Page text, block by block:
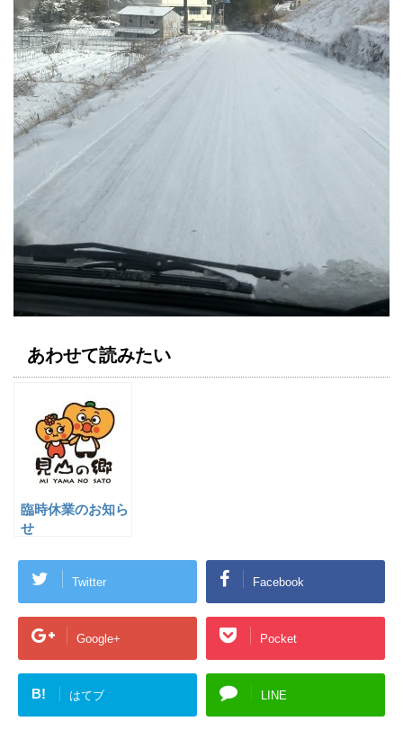
あわせて読みたい
臨時休業のお知ら
せ
Twitter Facebook
Google+ Pocket
B! はてブ LINE